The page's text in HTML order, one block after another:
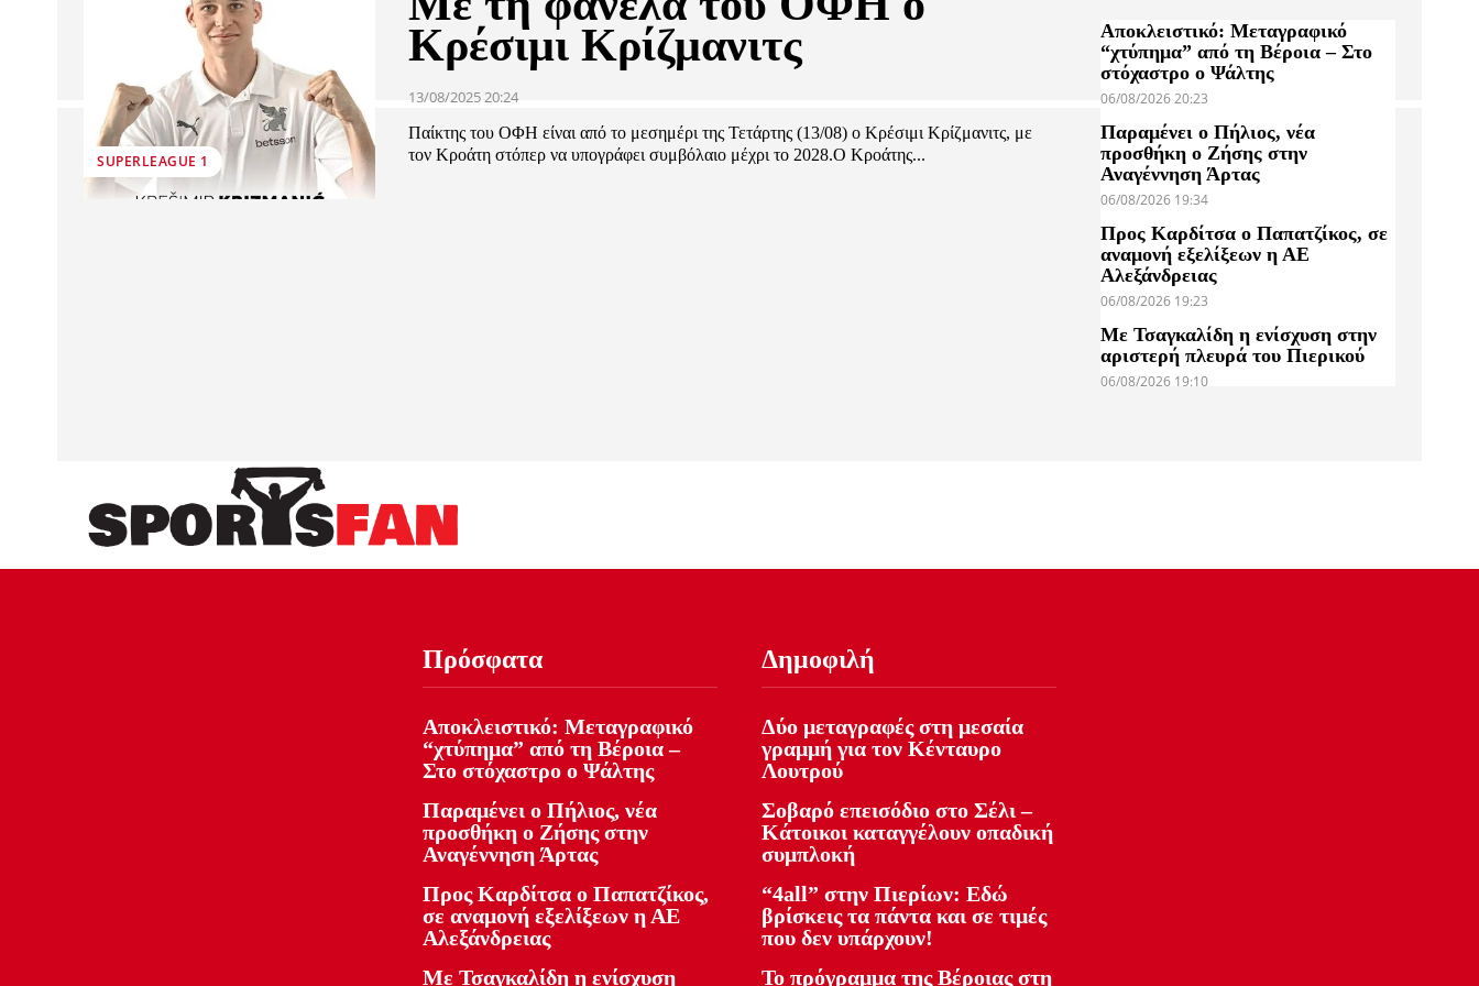
SUPERLEAGUE 1
Κρέσιμι Κρίζμανιτς
13/08/2025 20:24
Παίκτης του ΟΦΗ είναι από το μεσημέρι της Τετάρτης (13/08) ο Κρέσιμι Κρίζμανιτς, με
τον Κροάτη στόπερ να υπογράφει συμβόλαιο μέχρι το 2028.Ο Κροάτης...
Αποκλειστικό: Μεταγραφικό
“χτύπημα” από τη Βέροια – Στο
στόχαστρο ο Ψάλτης
06/08/2026 20:23
Παραμένει ο Πήλιος, νέα
προσθήκη ο Ζήσης στην
Αναγέννηση Άρτας
06/08/2026 19:34
Προς Καρδίτσα ο Παπατζίκος, σε
αναμονή εξελίξεων η ΑΕ
Αλεξάνδρειας
06/08/2026 19:23
Με Τσαγκαλίδη η ενίσχυση στην
αριστερή πλευρά του Πιερικού
06/08/2026 19:10
Πρόσφατα
Αποκλειστικό: Μεταγραφικό
“χτύπημα” από τη Βέροια –
Στο στόχαστρο ο Ψάλτης
Παραμένει ο Πήλιος, νέα
προσθήκη ο Ζήσης στην
Αναγέννηση Άρτας
Προς Καρδίτσα ο Παπατζίκος,
σε αναμονή εξελίξεων η ΑΕ
Αλεξάνδρειας
Με Τσαγκαλίδη η ενίσχυση
Δημοφιλή
Δύο μεταγραφές στη μεσαία
γραμμή για τον Κένταυρο
Λουτρού
Σοβαρό επεισόδιο στο Σέλι –
Κάτοικοι καταγγέλουν οπαδική
συμπλοκή
“4all” στην Πιερίων: Εδώ
βρίσκεις τα πάντα και σε τιμές
που δεν υπάρχουν!
Το πρόγραμμα της Βέροιας στη